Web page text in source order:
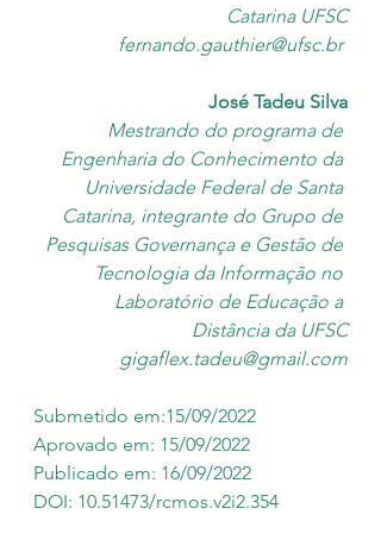
Catarina UFSC
fernando.gauthier@ufsc.br
José Tadeu Silva
Mestrando do programa de
Engenharia do Conhecimento da
Universidade Federal de Santa
Catarina, integrante do Grupo de
Pesquisas Governança e Gestão de
Tecnologia da Informação no
Laboratório de Educação a
Distância da UFSC
gigaflex.tadeu@gmail.com
Submetido em:15/09/2022
Aprovado em: 15/09/2022
Publicado em: 16/09/2022
DOI: 10.51473/rcmos.v2i2.354